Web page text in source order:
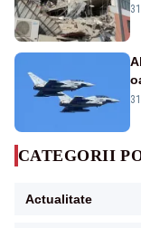
CATEGORII
Actualitate